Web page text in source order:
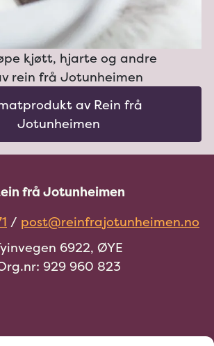
kjøtt, hjarte og andre
rein frå Jotunheimen
av Rein frå
Jotunheimen
frå Jotunheimen
/ post@reinfrajotunheimen.no
6922, ØYE
929 960 823